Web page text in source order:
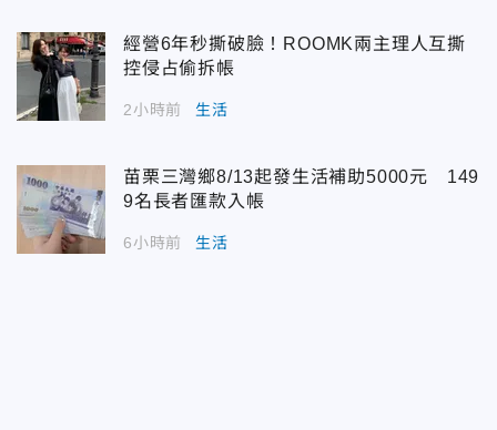
經營6年秒撕破臉！ROOMK兩主理人互撕
控侵占偷拆帳
2小時前 生活
苗栗三灣鄉8/13起發生活補助5000元 149
9名長者匯款入帳
6小時前 生活